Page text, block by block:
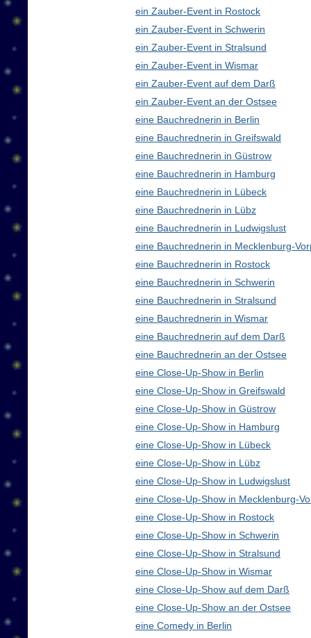
ein Zauber-Event in Rostock
ein Zauber-Event in Schwerin
ein Zauber-Event in Stralsund
ein Zauber-Event in Wismar
ein Zauber-Event auf dem Darß
ein Zauber-Event an der Ostsee
eine Bauchrednerin in Berlin
eine Bauchrednerin in Greifswald
eine Bauchrednerin in Güstrow
eine Bauchrednerin in Hamburg
eine Bauchrednerin in Lübeck
eine Bauchrednerin in Lübz
eine Bauchrednerin in Ludwigslust
eine Bauchrednerin in Mecklenburg-
eine Bauchrednerin in Rostock
eine Bauchrednerin in Schwerin
eine Bauchrednerin in Stralsund
eine Bauchrednerin in Wismar
eine Bauchrednerin auf dem Darß
eine Bauchrednerin an der Ostsee
eine Close-Up-Show in Berlin
eine Close-Up-Show in Greifswald
eine Close-Up-Show in Güstrow
eine Close-Up-Show in Hamburg
eine Close-Up-Show in Lübeck
eine Close-Up-Show in Lübz
eine Close-Up-Show in Ludwigslust
eine Close-Up-Show in Mecklenburg-
eine Close-Up-Show in Rostock
eine Close-Up-Show in Schwerin
eine Close-Up-Show in Stralsund
eine Close-Up-Show in Wismar
eine Close-Up-Show auf dem Darß
eine Close-Up-Show an der Ostsee
eine Comedy in Berlin